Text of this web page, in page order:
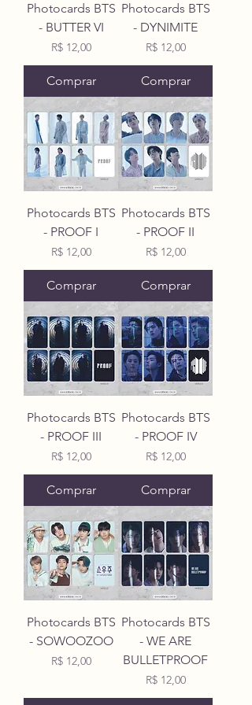
Photocards BTS
- BUTTER VI
Preço
R$ 12,00
Comprar
Photocards BTS
- DYNIMITE
Preço
R$ 12,00
Comprar
Photocards BTS
- PROOF I
Preço
R$ 12,00
Comprar
Photocards BTS
- PROOF II
Preço
R$ 12,00
Comprar
Photocards BTS
- PROOF III
Preço
R$ 12,00
Comprar
Photocards BTS
- PROOF IV
Preço
R$ 12,00
Comprar
Photocards BTS
- SOWOOZOO
Preço
R$ 12,00
Photocards BTS
- WE ARE
BULLETPROOF
Preço
R$ 12,00